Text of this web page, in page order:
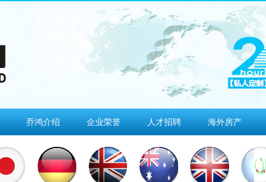
乔鸿介绍 企业荣誉 人才招聘 海外房产